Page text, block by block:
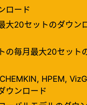
ロード
大20セットのダウン
の毎月最大20セット
HPEM,
ウンロード